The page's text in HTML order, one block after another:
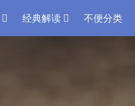
经典解读 不便分类